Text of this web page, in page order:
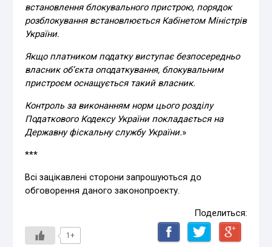
встановлення блокувального пристрою, порядок
розблокування встановлюється Кабінетом Міністрів
України.
Якщо платником податку виступає безпосередньо
власник об’єкта оподаткування, блокувальним
пристроєм оснащується такий власник.
Контроль за виконанням норм цього розділу
Податкового Кодексу України покладається на
Державну фіскальну службу України.»
***
Всі зацікавлені сторони запрошуються до
обговорення даного законопроекту.
Поделиться:
1+